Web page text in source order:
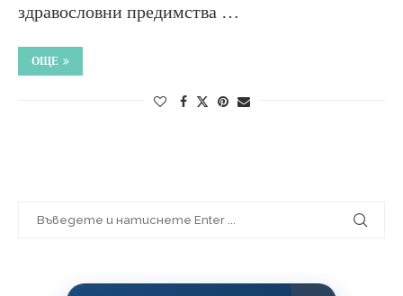
здравословни предимства …
ОЩЕ